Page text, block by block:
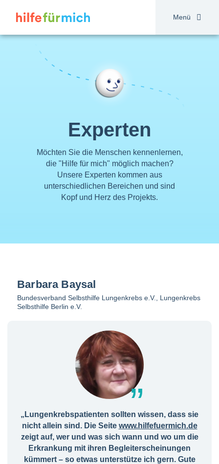
Inhalt
Menü
Experten
Möchten Sie die Menschen kennenlernen,
die "Hilfe für mich" möglich machen?
Unsere Experten kommen aus
unterschiedlichen Bereichen und sind
Kopf und Herz des Projekts.
Barbara Baysal
Bundesverband Selbsthilfe Lungenkrebs e.V., Lungenkrebs
Selbsthilfe Berlin e.V.
„Lungenkrebspatienten sollten wissen, dass sie
nicht allein sind. Die Seite www.hilfefuermich.de
zeigt auf, wer und was sich wann und wo um die
Erkrankung mit ihren Begleiterscheinungen
kümmert – so etwas unterstütze ich gern. Gute